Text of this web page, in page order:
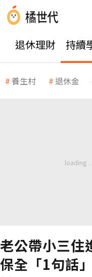
退休理財 持續
養生村 退休金
老公帶小三住
保全「1句話